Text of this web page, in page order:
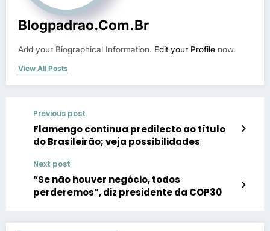
Blogpadrao.com.br
Add your Biographical Information. Edit your Profile now.
View All Posts
Previous post
Flamengo continua predilecto ao título
do Brasileirão; veja possibilidades
Next post
“Se não houver negócio, todos
perderemos”, diz presidente da COP30